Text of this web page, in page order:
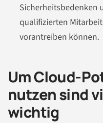
Sicherheitsbedenken
qualifizierten
vorantreiben können.
Um Cloud-
nutzen sind
wichtig